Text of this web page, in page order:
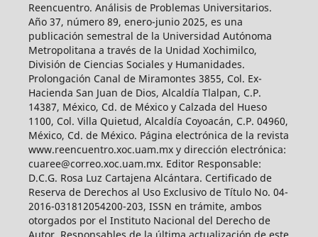
Reencuentro. Análisis de Problemas Universitarios.
Año 37, número 89, enero-junio 2025, es una
publicación semestral de la Universidad Autónoma
Metropolitana a través de la Unidad Xochimilco,
División de Ciencias Sociales y Humanidades.
Prolongación Canal de Miramontes 3855, Col. Ex-
Hacienda San Juan de Dios, Alcaldía Tlalpan, C.P.
14387, México, Cd. de México y Calzada del Hueso
1100, Col. Villa Quietud, Alcaldía Coyoacán, C.P. 04960,
México, Cd. de México. Página electrónica de la revista
www.reencuentro.xoc.uam.mx y dirección electrónica:
cuaree@correo.xoc.uam.mx. Editor Responsable:
D.C.G. Rosa Luz Cartajena Alcántara. Certificado de
Reserva de Derechos al Uso Exclusivo de Título No. 04-
2016-031812054200-203, ISSN en trámite, ambos
otorgados por el Instituto Nacional del Derecho de